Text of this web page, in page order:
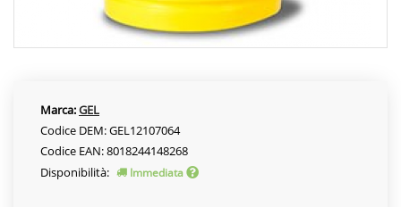
Marca:GEL
Codice DEM: GEL12107064
Codice EAN: 8018244148268
Disponibilità:
Immediata